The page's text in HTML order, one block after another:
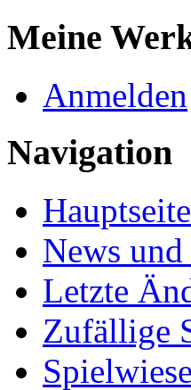
Meine
Anmelden
Navigation
Hauptseite
News
Letzte
Zufällige
Spielwiese